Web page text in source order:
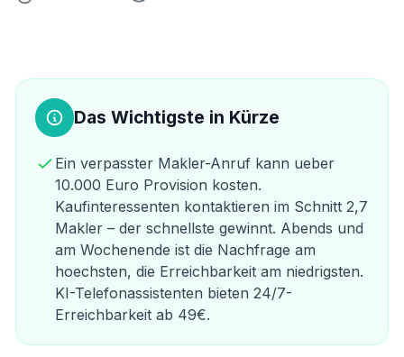
Das Wichtigste in Kürze
Ein verpasster Makler-Anruf kann ueber
10.000 Euro Provision kosten.
Kaufinteressenten kontaktieren im Schnitt 2,7
Makler – der schnellste gewinnt. Abends und
am Wochenende ist die Nachfrage am
hoechsten, die Erreichbarkeit am niedrigsten.
KI-Telefonassistenten bieten 24/7-
Erreichbarkeit ab 49€.